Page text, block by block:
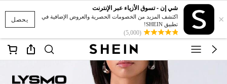
يحصل ×
شي إن - تسوق الأزياء عبر الإنترنت
اكتشف المزيد من الخصومات الحصرية والعروض الإضافية في
تطبيق SHEIN!
(5,000)